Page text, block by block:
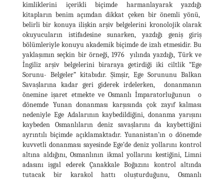
kimliklerini içerikli biçimde harmanlayarak yazdığı
kitapların benim açımdan dikkat çeken bir önemli yönü,
belirli bir konuya ilişkin arşiv belgelerini kronolojik olarak
okuyucuların istifadesine sunarken, yazdığı geniş giriş
bölümleriyle konuyu akademik biçimde de izah etmesidir. Bu
yaklaşımın seçkin bir örneği, 1976 yılında yazdığı, Türk ve
İngiliz arşiv belgelerini biraraya getirdiği iki ciltlik “Ege
Sorunu- Belgeler” kitabıdır. Şimşir, Ege Sorununu Balkan
Savaşlarına kadar geri giderek irdelerken, donanmanın
önemine işaret etmekte ve Osmanlı İmparatorluğunun o
dönemde Yunan donanması karşısında çok zayıf kalması
nedeniyle Ege Adalarının kaybedildiğini, donanma yarışını
kaybeden Osmanlıların deniz savaşlarını da kaybettiğini
ayrıntılı biçimde açıklamaktadır. Yunanistan’ın o dönemde
kuvvetli donanması sayesinde Ege’de deniz yollarını kontrol
altına aldığını, Osmanlının ikmal yollarını kestiğini, Limni
adasını işgal ederek Çanakkale Boğazını kontrol altında
tutacak bir karakol hattı oluşturduğunu, Osmanlı